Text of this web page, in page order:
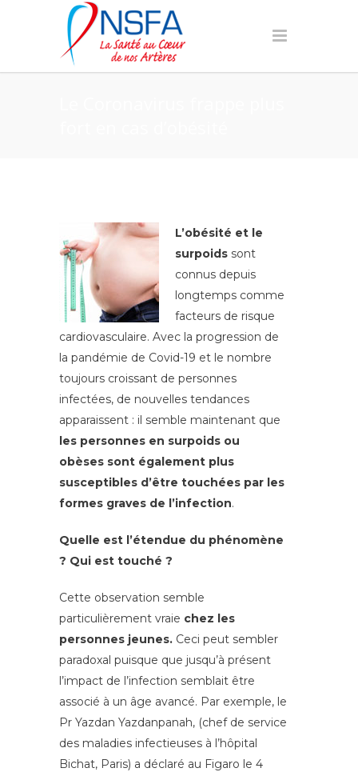
L’obésité et le
surpoids sont
connus depuis
longtemps comme
facteurs de risque
cardiovasculaire. Avec la progression de
la pandémie de Covid-19 et le nombre
toujours croissant de personnes
infectées, de nouvelles tendances
apparaissent : il semble maintenant que
les personnes en surpoids ou
obèses sont également plus
susceptibles d’être touchées par les
formes graves de l’infection.
Quelle est l’étendue du phénomène
? Qui est touché ?
Cette observation semble
particulièrement vraie chez les
personnes jeunes. Ceci peut sembler
paradoxal puisque que jusqu’à présent
l’impact de l’infection semblait être
associé à un âge avancé. Par exemple, le
Pr Yazdan Yazdanpanah, (chef de service
des maladies infectieuses à l’hôpital
Bichat, Paris) a déclaré au Figaro le 4